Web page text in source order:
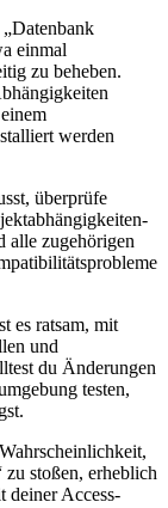
einmal
zu beheben.
werden
überprüfe
alle zugehörigen
es ratsam, mit
und
du Änderungen
testen,
stoßen, erheblich
deiner Access-